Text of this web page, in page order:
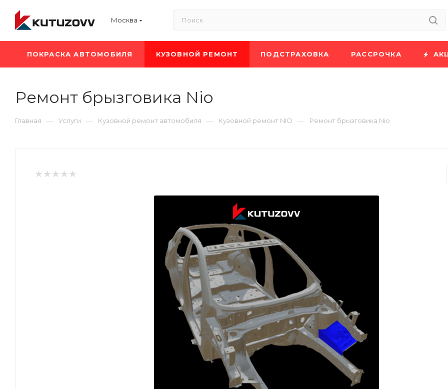
Москва
ПОКРАСКА АВТОМОБИЛЯ КУЗОВНОЙ РЕМОНТ ПОДСТРАХОВКА РАССРОЧКА
Ремонт брызговика Nio
Главная — Услуги — Кузовной ремонт автомобиля — Кузовной ремонт NIO — Ремонт брызговика Nio